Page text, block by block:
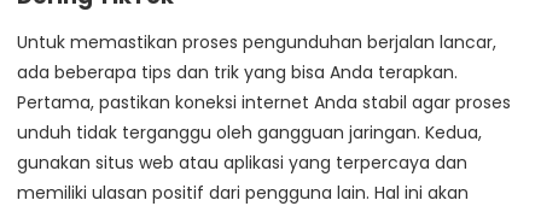
Untuk memastikan proses pengunduhan berjalan lancar,
ada beberapa tips dan trik yang bisa Anda terapkan.
Pertama, pastikan koneksi internet Anda stabil agar proses
unduh tidak terganggu oleh gangguan jaringan. Kedua,
gunakan situs web atau aplikasi yang terpercaya dan
memiliki ulasan positif dari pengguna lain. Hal ini akan